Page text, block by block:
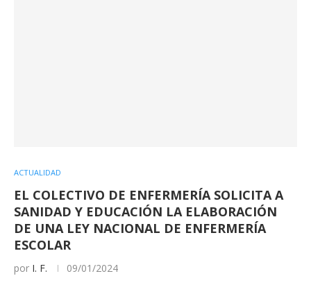
ACTUALIDAD
EL COLECTIVO DE ENFERMERÍA SOLICITA A
SANIDAD Y EDUCACIÓN LA ELABORACIÓN
DE UNA LEY NACIONAL DE ENFERMERÍA
ESCOLAR
por I. F. 09/01/2024